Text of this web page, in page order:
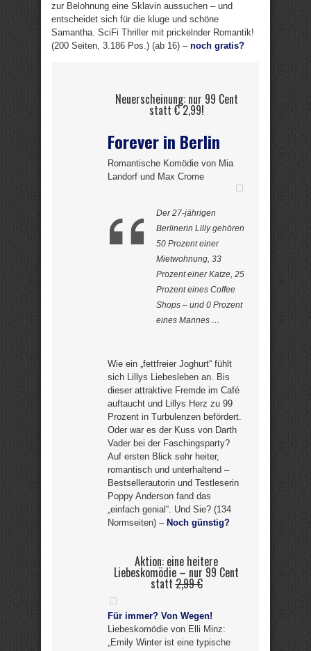
zur Belohnung eine Sklavin aussuchen – und
entscheidet sich für die kluge und schöne
Samantha. SciFi Thriller mit prickelnder Romantik!
(200 Seiten, 3.186 Pos.) (ab 16) – noch gratis?
Neuerscheinung: nur 99 Cent
statt € 2,99!
Forever in Berlin
Romantische Komödie von Mia
Landorf und Max Crome
Der 27-jährigen
Berlinerin Lilly gehören
50 Prozent einer
Mietwohnung, 33
Prozent einer Katze, 25
Prozent eines Coffee
Shops – und 0 Prozent
eines Mannes …
Wie ein „fettfreier Joghurt“ fühlt
sich Lillys Liebesleben an. Bis
dieser attraktive Fremde im Café
auftaucht und Lillys Herz zu 99
Prozent in Turbulenzen befördert.
Oder war es der Kuss von Darth
Vader bei der Faschingsparty?
Auf ersten Blick sehr heiter,
romantisch und unterhaltend –
Bestsellerautorin und Testleserin
Poppy Anderson fand das
„einfach genial“. Und Sie? (134
Normseiten) – Noch günstig?
Aktion: eine heitere
Liebeskomödie – nur 99 Cent
statt2,99 €
Für immer? Von Wegen!
Liebeskomödie von Elli Minz:
„Emily Winter ist eine typische